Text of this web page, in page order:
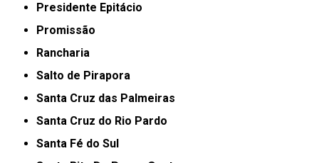
Presidente Epitácio
Promissão
Rancharia
Salto de Pirapora
Santa Cruz das Palmeiras
Santa Cruz do Rio Pardo
Santa Fé do Sul